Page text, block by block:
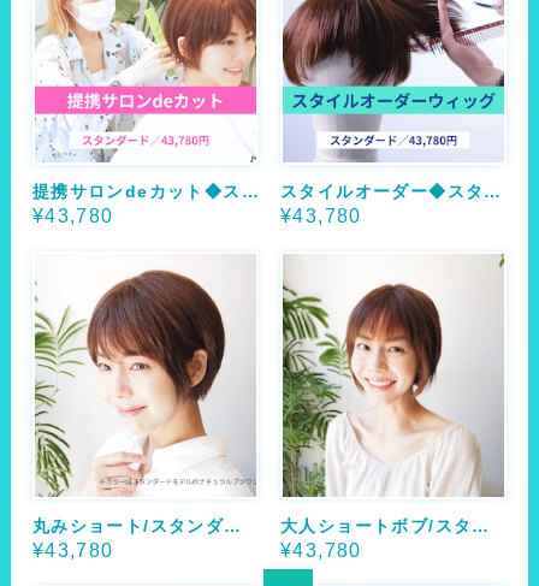
¥43,780
提携サロンdeカット◆スタンダード
¥43,780
スタイルオーダー◆スタンダード
¥43,780
丸みショート/スタンダード
¥43,780
大人ショートボブ/スタンダード